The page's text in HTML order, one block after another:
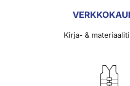
Kirja- &